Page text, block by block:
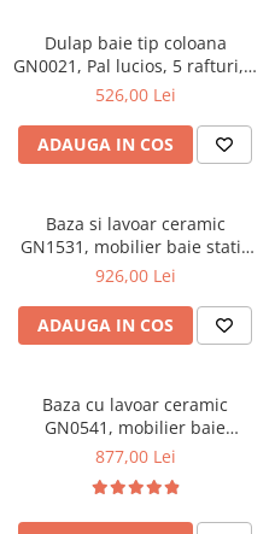
Scaune gradinita
Set mese si scaune gradinita
Mobila camera copii
Saltele patuturi copii
Paturi copii
Masa si scaune gradinita
Seturi comode living si dormitor
Dulap baie tip coloana
GN0021, Pal lucios, 5 rafturi, 4
usi, picioare reglabile,
526,00 Lei
ADAUGA IN COS
Baza si lavoar ceramic
GN1531, mobilier baie stativ
75 cm, front MDF, 2 usi, 3
picioare cromate reglabile,
alb
926,00 Lei
ADAUGA IN COS
Baza cu lavoar ceramic
GN0541, mobilier baie
suspendat 60 cm, front MDF,
alb
877,00 Lei